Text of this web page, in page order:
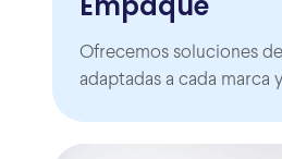
Ofrecemos soluciones
adaptadas a cada marca